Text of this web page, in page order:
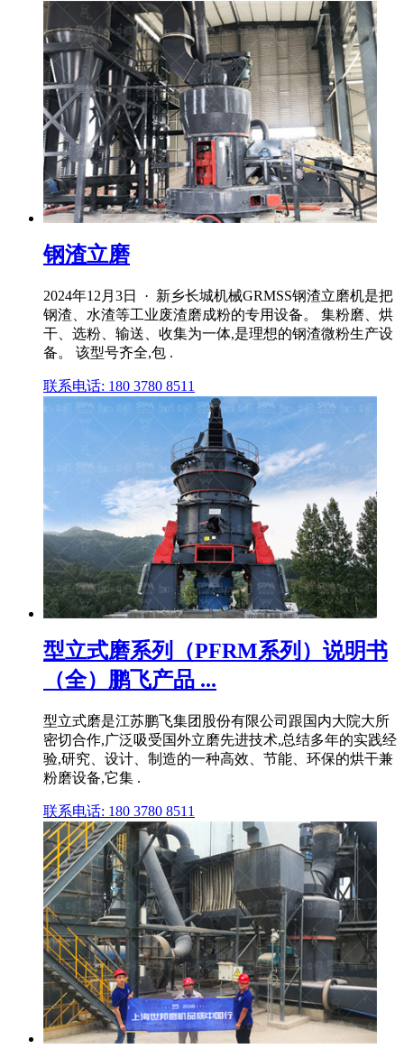
钢渣立磨
2024年12月3日 · 新乡长城机械GRMSS钢渣立磨机是把
钢渣、水渣等工业废渣磨成粉的专用设备。 集粉磨、烘
干、选粉、输送、收集为一体,是理想的钢渣微粉生产设
备。 该型号齐全,包 .
联系电话: 180 3780 8511
型立式磨系列（PFRM系列）说明书
（全）鹏飞产品 ...
型立式磨是江苏鹏飞集团股份有限公司跟国内大院大所
密切合作,广泛吸受国外立磨先进技术,总结多年的实践经
验,研究、设计、制造的一种高效、节能、环保的烘干兼
粉磨设备,它集 .
联系电话: 180 3780 8511